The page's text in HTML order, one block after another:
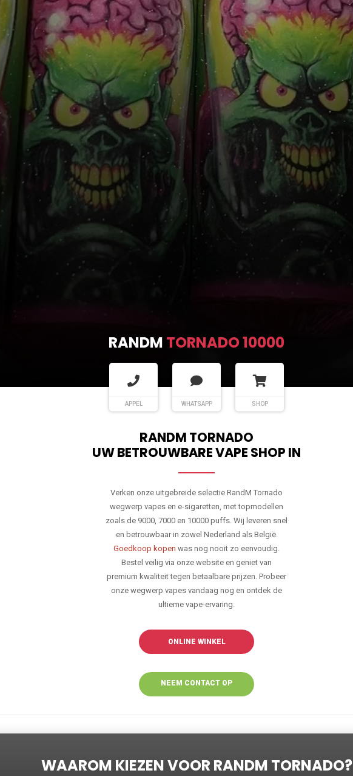
RANDM TORNADO 10000
APPEL WHATSAPP SHOP
RANDM TORNADO
UW BETROUWBARE VAPE SHOP IN
Verken onze uitgebreide selectie RandM Tornado
wegwerp vapes en e-sigaretten, met topmodellen
zoals de 9000, 7000 en 10000 puffs. Wij leveren snel
en betrouwbaar in zowel Nederland als België.
Goedkoop kopen was nog nooit zo eenvoudig.
Bestel veilig via onze website en geniet van
premium kwaliteit tegen betaalbare prijzen. Probeer
onze wegwerp vapes vandaag nog en ontdek de
ultieme vape-ervaring.
ONLINE WINKEL
NEEM CONTACT OP
WAAROM KIEZEN VOOR RANDM TORNADO?